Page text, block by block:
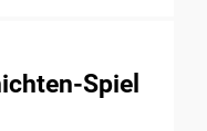
Spiel